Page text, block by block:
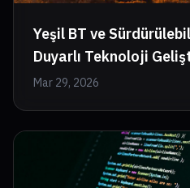
Yeşil BT ve
Duyarlı Teknoloji
Mar 29, 2026